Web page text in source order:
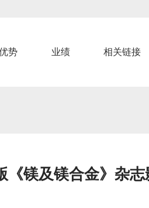
势 业绩 相关链接
《镁及镁合金》杂